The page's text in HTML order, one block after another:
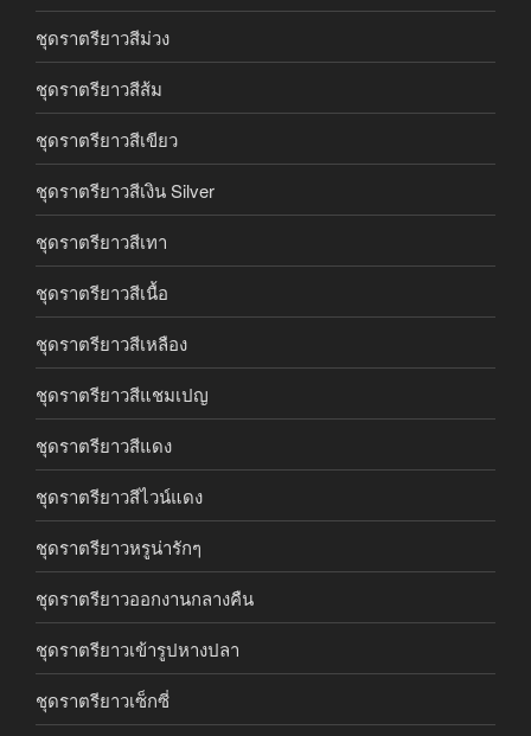
ชุดราตรียาวสีม่วง
ชุดราตรียาวสีส้ม
ชุดราตรียาวสีเขียว
ชุดราตรียาวสีเงิน Silver
ชุดราตรียาวสีเทา
ชุดราตรียาวสีเนื้อ
ชุดราตรียาวสีเหลือง
ชุดราตรียาวสีแชมเปญ
ชุดราตรียาวสีแดง
ชุดราตรียาวสีไวน์แดง
ชุดราตรียาวหรูน่ารักๆ
ชุดราตรียาวออกงานกลางคืน
ชุดราตรียาวเข้ารูปหางปลา
ชุดราตรียาวเซ็กซี่